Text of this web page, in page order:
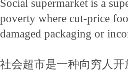
Social supermarket is a
poverty where cut-price
damaged packaging or
社会超市是一种向穷人